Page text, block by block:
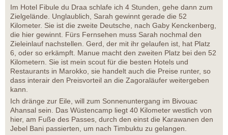
Im Hotel Fibule du Draa schlafe ich 4 Stunden, gehe dann zum
Zielgelände. Unglaublich, Sarah gewinnt gerade die 52
Kilometer. Sie ist die zweite Deutsche, nach Gaby Kenckenberg,
die hier gewinnt. Fürs Fernsehen muss Sarah nochmal den
Zieleinlauf nachstellen. Gerd, der mit ihr gelaufen ist, hat Platz
6, oder so erkämpft. Manue macht den zweiten Platz bei den 52
Kilometern. Sie ist mein scout für die besten Hotels und
Restaurants in Marokko, sie handelt auch die Preise runter, so
dass interair den Preisvorteil an die Zagoraläufer weitergeben
kann.
Ich dränge zur Eile, will zum Sonnenuntergang im Bivouac
Ahansal sein. Das Wüstencamp liegt 40 Kilometer westlich von
hier, am Fuße des Passes, durch den einst die Karawanen den
Jebel Bani passierten, um nach Timbuktu zu gelangen.